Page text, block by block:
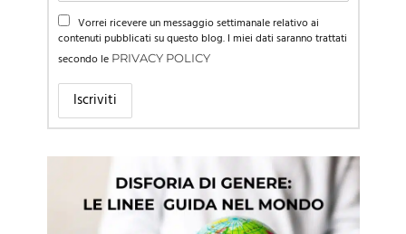
Vorrei ricevere un messaggio settimanale relativo ai
contenuti pubblicati su questo blog. I miei dati saranno trattati
secondo le PRIVACY POLICY